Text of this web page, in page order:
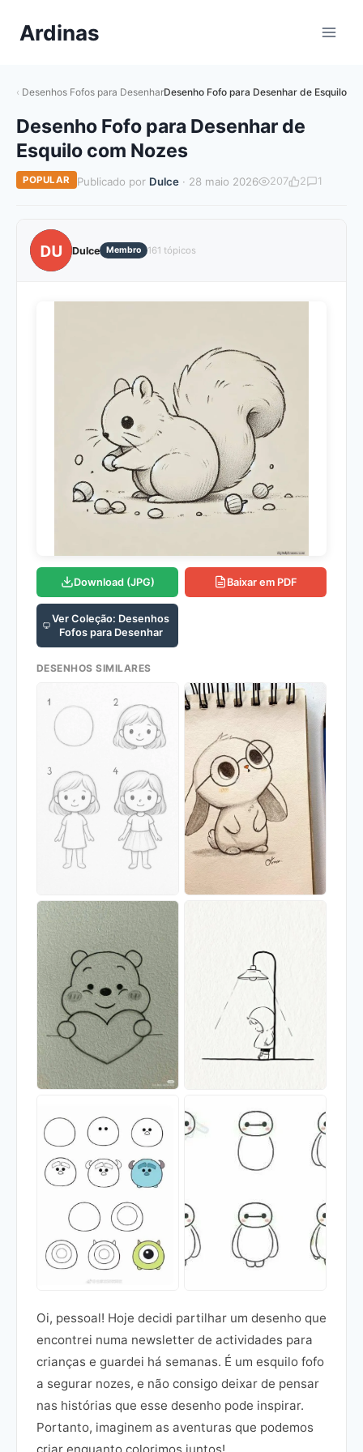
paraArdinas
Desenhos Fofos para DesenharDesenho Fofo para Desenhar de Esquilo
Desenho Fofo para Desenhar de
Esquilo com Nozes
POPULAR Publicado por Dulce· 28 maio 2026 207 2 1
DU Dulce Membro 161 tópicos
Download (JPG) Baixar em PDF
Ver Coleção: Desenhos
Fofos para Desenhar
DESENHOS SIMILARES
Oi, pessoal! Hoje decidi partilhar um desenho que
encontrei numa newsletter de actividades para
crianças e guardei há semanas. É um esquilo fofo
a segurar nozes, e não consigo deixar de pensar
nas histórias que esse desenho pode inspirar.
Portanto, imaginem as aventuras que podemos